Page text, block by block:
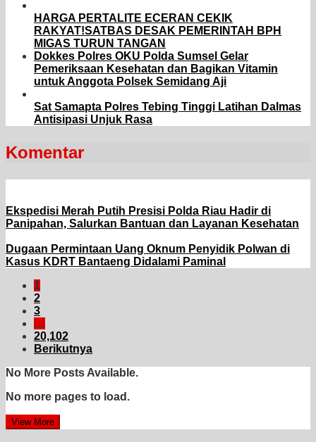
HARGA PERTALITE ECERAN CEKIK
RAKYAT!SATBAS DESAK PEMERINTAH BPH
MIGAS TURUN TANGAN
Dokkes Polres OKU Polda Sumsel Gelar
Pemeriksaan Kesehatan dan Bagikan Vitamin
untuk Anggota Polsek Semidang Aji
Sat Samapta Polres Tebing Tinggi Latihan Dalmas
Antisipasi Unjuk Rasa
Komentar
Ekspedisi Merah Putih Presisi Polda Riau Hadir di
Panipahan, Salurkan Bantuan dan Layanan Kesehatan
Dugaan Permintaan Uang Oknum Penyidik Polwan di
Kasus KDRT Bantaeng Didalami Paminal
1
2
3
…
20,102
Berikutnya
No More Posts Available.
No more pages to load.
View More